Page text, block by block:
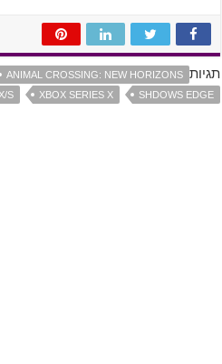
תגיות ANIMAL CROSSING: NEW HORIZONS
SHDOWS EDGE
XBOX SERIES X
S